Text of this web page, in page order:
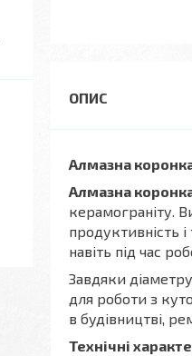
Алмазна
Алмазна
керамограніту.
продуктивність
навіть під час
Завдяки діаметру
для роботи з
в будівництві,
Технічні